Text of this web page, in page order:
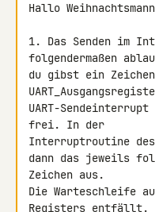
Hallo
1. Das Senden im
folgendermaßen
du gibst ein
UART-
frei. In der
Interruptroutine
dann das jeweils
Zeichen aus.
Die Warteschleife
Registers entfällt.